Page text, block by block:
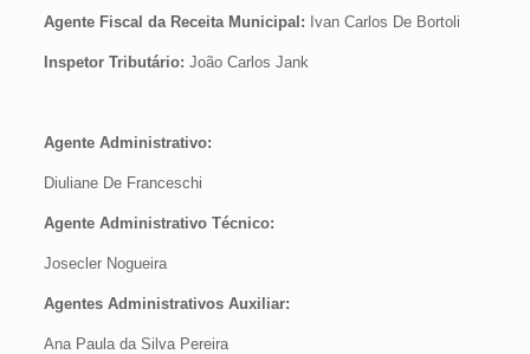
Agente Fiscal da Receita Municipal: Ivan Carlos De Bortoli
Inspetor Tributário: João Carlos Jank
Agente Administrativo:
Diuliane De Franceschi
Agente Administrativo Técnico:
Josecler Nogueira
Agentes Administrativos Auxiliar:
Ana Paula da Silva Pereira